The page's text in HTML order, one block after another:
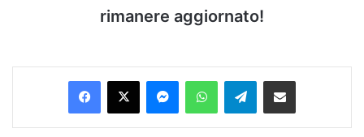
rimanere aggiornato!
Facebook
X MessengerWhatsAppTelegramCondividi via Email